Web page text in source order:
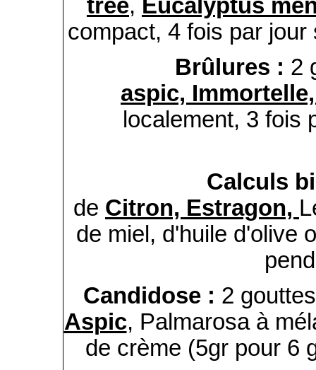
tree, Eucalyptus
compact, 4 fois par
Brûlures : 2
aspic,
localement, 3 fois
Calculs
de Citron, Estragon,
de miel, d'huile d'olive
Candidose : 2
Aspic, Palmarosa à
de crème (5gr pour 6